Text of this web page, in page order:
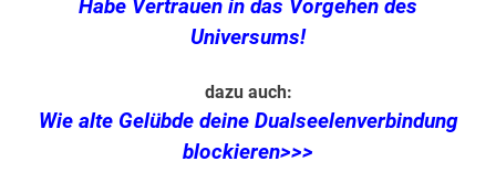
Habe Vertrauen in das Vorgehen des
Universums!
dazu auch:
Wie alte Gelübde deine Dualseelenverbindung
blockieren>>>